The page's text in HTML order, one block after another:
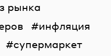
рынка
инфляция
супермаркет